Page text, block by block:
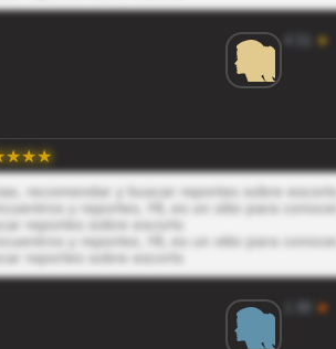
★
recomendar y buscar reportes sobre escorts
y reportes, HL es un sitio para conocer,
reportes sobre escorts
y reportes, HL es un sitio para conocer,
reportes sobre escorts
★